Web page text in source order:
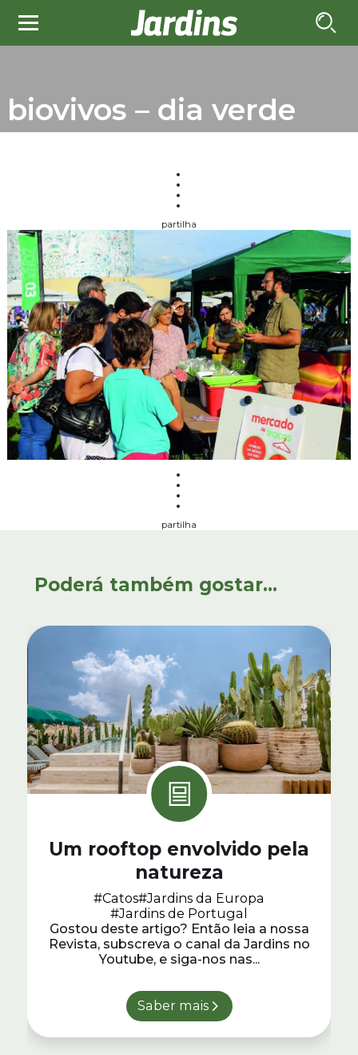
biovivos – dia verde
partilha
partilha
Poderá também gostar...
Um rooftop envolvido pela
natureza
#Catos#Jardins da Europa
#Jardins de Portugal
Gostou deste artigo? Então leia a nossa
Revista, subscreva o canal da Jardins no
Youtube, e siga-nos nas...
Saber mais